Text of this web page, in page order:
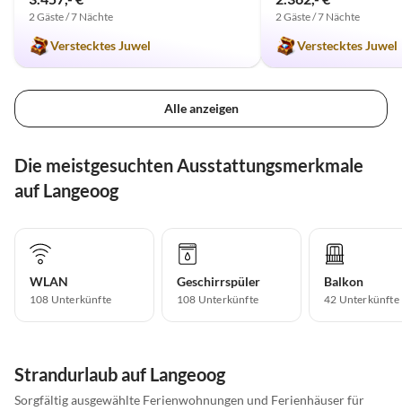
2 Gäste / 7 Nächte
Verstecktes Juwel
2 Gäste / 7 Nächte
Verstecktes Juwel
Alle anzeigen
Die meistgesuchten Ausstattungsmerkmale
auf Langeoog
WLAN
108 Unterkünfte
Geschirrspüler
108 Unterkünfte
Balkon
42 Unterkünfte
Strandurlaub auf Langeoog
Sorgfältig ausgewählte Ferienwohnungen und Ferienhäuser für